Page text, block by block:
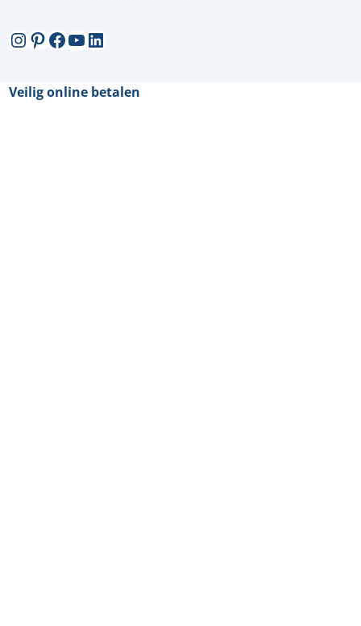
Instagram
Pinterest
Facebook
YouTube
LinkedIn
Veilig online betalen